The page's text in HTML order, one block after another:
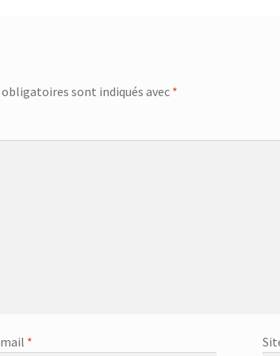
obligatoires sont indiqués avec *
*